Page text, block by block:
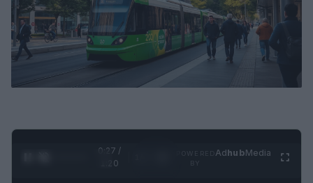
0:28 /
1:20
AdhubMedia